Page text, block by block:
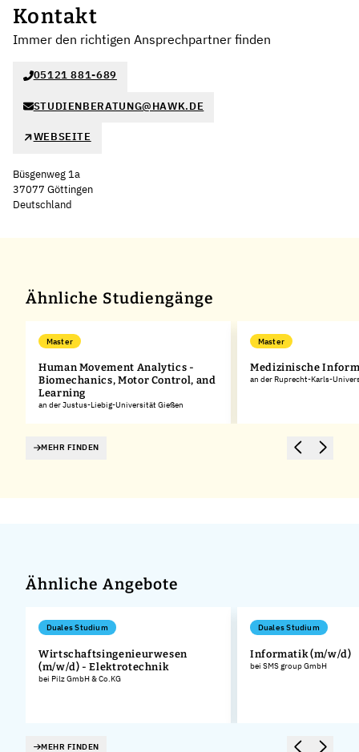
Kontakt
Immer den richtigen Ansprechpartner finden
05121 881-689
STUDIENBERATUNG@HAWK.DE
WEBSEITE
Büsgenweg 1a
37077 Göttingen
Deutschland
Ähnliche Studiengänge
Master
Human Movement Analytics -
Biomechanics, Motor Control, and
Learning
an der Justus-Liebig-Universität Gießen
Master
Medizinische
an der Ruprecht-Karls-
MEHR FINDEN
Ähnliche Angebote
Duales Studium
Wirtschaftsingenieurwesen
(m/w/d) - Elektrotechnik
bei Pilz GmbH & Co.KG
Duales Studium
Informatik (m/w/d)
bei SMS group GmbH
MEHR FINDEN